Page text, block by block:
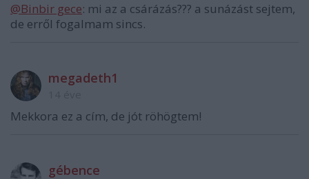
@Binbir gece: mi az a csárázás??? a sunázást sejtem,
de erről fogalmam sincs.
megadeth1
Mekkora ez a cím, de jót röhögtem!
gébence